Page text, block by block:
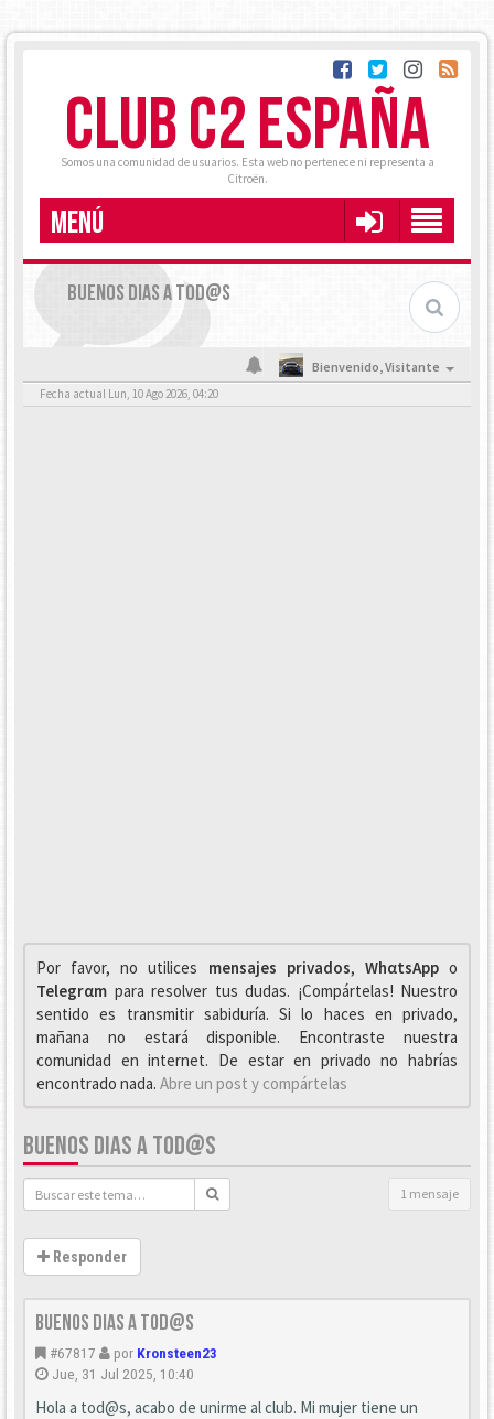
CLUB C2 ESPAÑA
Somos una comunidad de usuarios. Esta web no pertenece ni representa a
Citroën.
MENÚ
BUENOS DIAS A TOD@S
Bienvenido,Visitante
Fecha actual Lun, 10 Ago 2026, 04:20
Por favor, no utilices mensajes privados, WhαtsAppo
Telegrαm para resolver tus dudas. ¡Compártelas! Nuestro
sentido es transmitir sabiduría. Si lo haces en privado,
mañana no estará disponible. Encontraste nuestra
comunidad en internet. De estar en privado no habrías
encontrado nada. Abre un post y compártelas
BUENOS DIAS A TOD@S
1 mensaje
Responder
Buenos dias a tod@s
#67817 por Kronsteen23
Jue, 31 Jul 2025, 10:40
Hola a tod@s, acabo de unirme al club. Mi mujer tiene un